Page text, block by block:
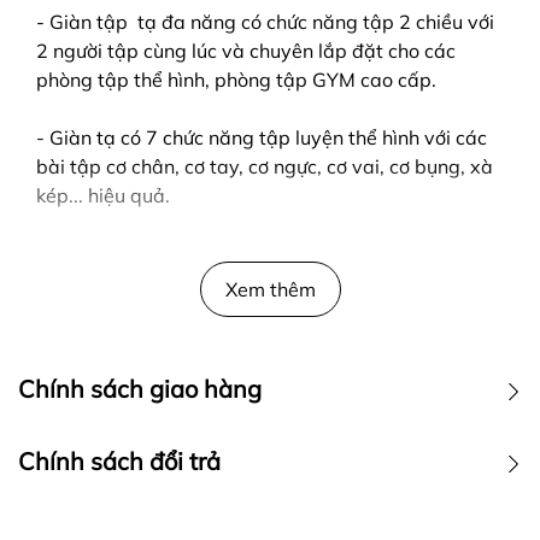
- Giàn tập tạ đa năng có chức năng tập 2 chiều với
2 người tập cùng lúc và chuyên lắp đặt cho các
phòng tập thể hình, phòng tập GYM cao cấp.
- Giàn tạ có 7 chức năng tập luyện thể hình với các
bài tập cơ chân, cơ tay, cơ ngực, cơ vai, cơ bụng, xà
kép... hiệu quả.
Công ty TNHH Thể Thao Quang Tiến .
đường Hoàng Mai,quận Hoàng
Mai,Hà Nội ( nếu có wifi , 3g tìm trên
Xem thêm
Chính sách giao hàng
Chính sách đổi trả